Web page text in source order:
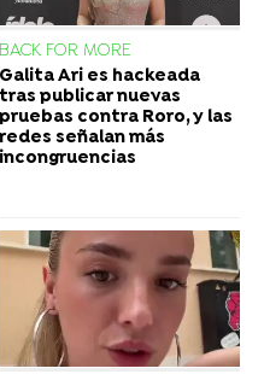
BACK FOR MORE
Galita Ari es hackeada
tras publicar nuevas
pruebas contra Roro, y las
redes señalan más
incongruencias